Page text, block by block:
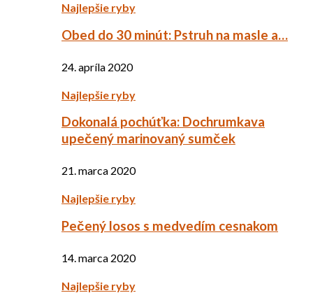
Najlepšie ryby
Obed do 30 minút: Pstruh na masle a…
24. apríla 2020
Najlepšie ryby
Dokonalá pochúťka: Dochrumkava
upečený marinovaný sumček
21. marca 2020
Najlepšie ryby
Pečený losos s medvedím cesnakom
14. marca 2020
Najlepšie ryby